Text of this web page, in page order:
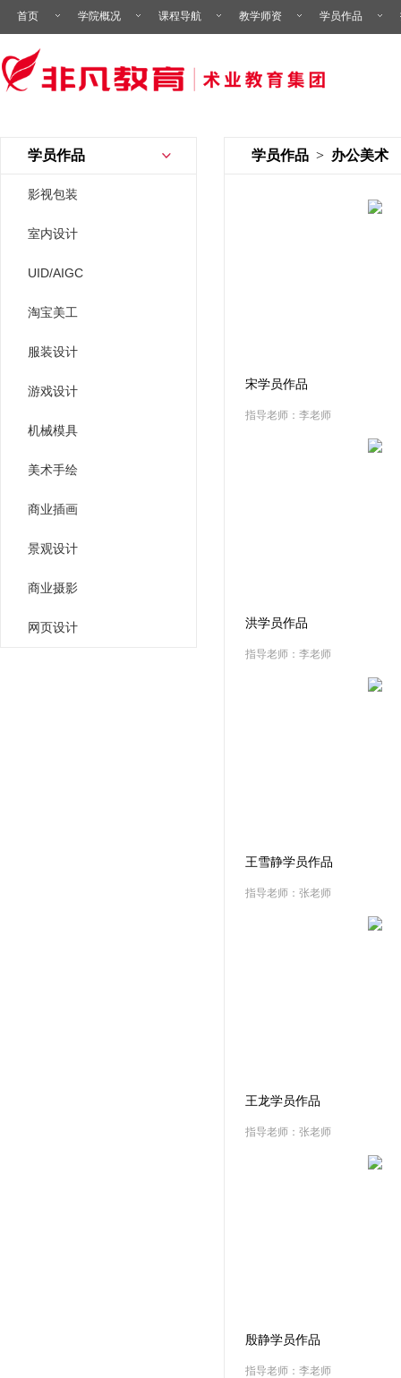
首页 学院概况 课程导航 教学师资 学员作品
学员作品
影视包装
室内设计
UID/AIGC
淘宝美工
服装设计
游戏设计
机械模具
美术手绘
商业插画
景观设计
商业摄影
网页设计
学员作品 > 办公美术
宋学员作品
指导老师：李老师
洪学员作品
指导老师：李老师
王雪静学员作品
指导老师：张老师
王龙学员作品
指导老师：张老师
殷静学员作品
指导老师：李老师